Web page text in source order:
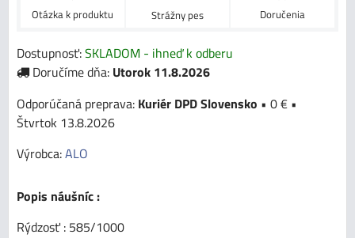
Otázka k produktu Strážny pes Doručenia
Dostupnosť:SKLADOM - ihneď k odberu
Doručíme dňa: Utorok 11.8.2026
Kuriér DPD Slovensko • 0 € •
Štvrtok 13.8.2026
Výrobca:ALO
Popis náušníc :
Rýdzosť : 585/1000